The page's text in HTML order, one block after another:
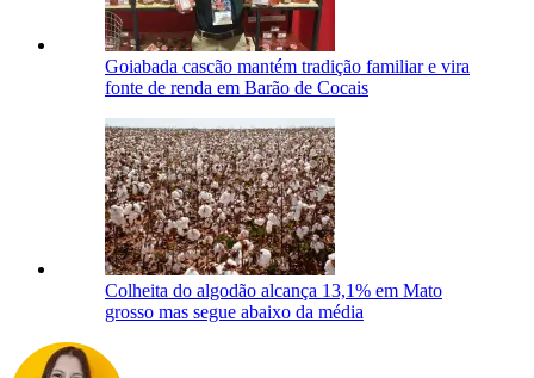
Goiabada cascão mantém tradição familiar e vira
fonte de renda em Barão de Cocais
Colheita do algodão alcança 13,1% em Mato
grosso mas segue abaixo da média